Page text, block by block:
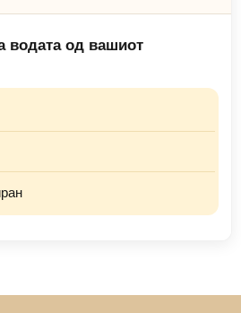
водата од вашиот